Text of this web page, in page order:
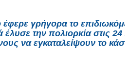
έφερε γρήγορα το
την πολιορκία στις 24
να εγκαταλείψουν το